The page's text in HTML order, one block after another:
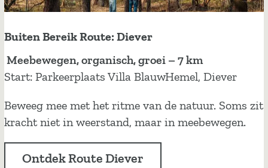
V
l
d
o
t
e
:
D
Buiten Bereik Route: Diever
B
u
t
e
n
Meebewegen, organisch, groei – 7 km
Start: Parkeerplaats Villa BlauwHemel, Diever
Beweeg mee met het ritme van de natuur. Soms zit
kracht niet in weerstand, maar in meebewegen.
Ontdek Route Diever